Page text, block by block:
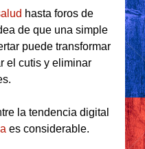
hasta foros de
de que una simple
puede transformar
el cutis y eliminar
la tendencia digital
es considerable.